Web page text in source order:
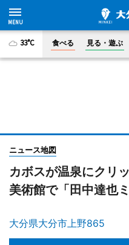
33°C 食べる 見る・遊ぶ
ニュース地図
カボスが温泉にクリ
美術館で「田中達也
大分県大分市上野865